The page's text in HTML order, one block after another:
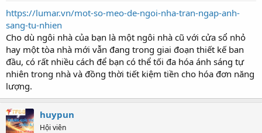
https://lumar.vn/mot-so-meo-de-ngoi-nha-tran-ngap-anh-
sang-tu-nhien
Cho dù ngôi nhà của bạn là một ngôi nhà cũ với cửa sổ nhỏ
hay một tòa nhà mới vẫn đang trong giai đoạn thiết kế ban
đầu, có rất nhiều cách để bạn có thể tối đa hóa ánh sáng tự
nhiên trong nhà và đồng thời tiết kiệm tiền cho hóa đơn năng
lượng.
huypun
Hội viên